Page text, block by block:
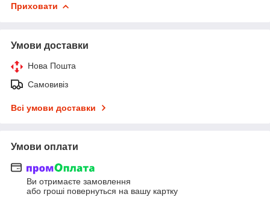
Приховати
Умови доставки
Нова Пошта
Самовивіз
Всі умови доставки
Умови оплати
Ви отримаєте замовлення
або гроші повернуться на вашу картку